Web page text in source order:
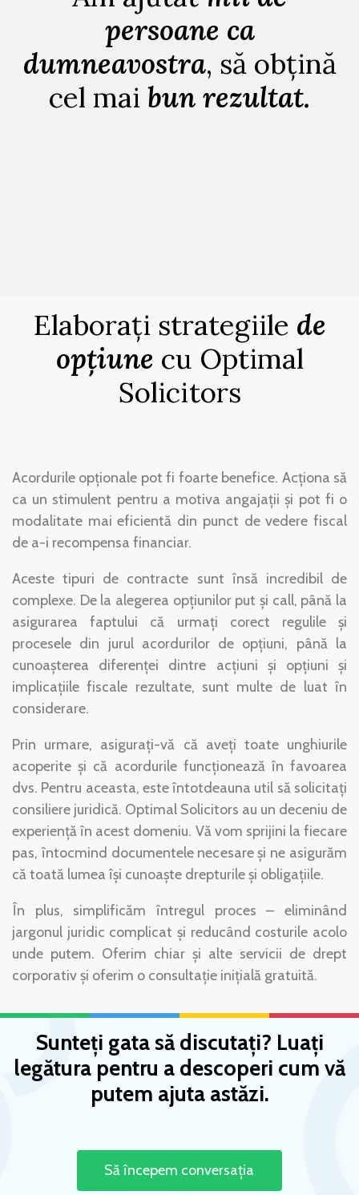
persoane ca
dumneavostra, să obțină
cel mai bun rezultat.
Elaborați strategiile de
opțiune cu Optimal
Solicitors
Acordurile opționale pot fi foarte benefice. Acţiona să
ca un stimulent pentru a motiva angajaţii şi pot fi o
modalitate mai eficientă din punct de vedere fiscal
de a-i recompensa financiar.
Aceste tipuri de contracte sunt însă incredibil de
complexe. De la alegerea opțiunilor put și call, până la
asigurarea faptului că urmați corect regulile și
procesele din jurul acordurilor de opțiuni, până la
cunoașterea diferenței dintre acțiuni și opțiuni și
implicațiile fiscale rezultate, sunt multe de luat în
considerare.
Prin urmare, asigurați-vă că aveți toate unghiurile
acoperite și că acordurile funcționează în favoarea
dvs. Pentru aceasta, este întotdeauna util să solicitați
consiliere juridică. Optimal Solicitors au un deceniu de
experiență în acest domeniu. Vă vom sprijini la fiecare
pas, întocmind documentele necesare și ne asigurăm
că toată lumea își cunoaște drepturile și obligațiile.
În plus, simplificăm întregul proces – eliminând
jargonul juridic complicat și reducând costurile acolo
unde putem. Oferim chiar și alte servicii de drept
corporativ și oferim o consultație inițială gratuită.
Sunteți gata să discutați? Luați
legătura pentru a descoperi cum vă
putem ajuta astăzi.
Să începem conversația